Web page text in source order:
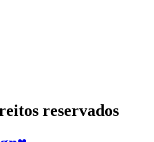
reservados